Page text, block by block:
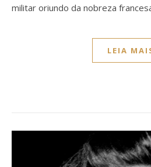
militar oriundo da nobreza
LEIA